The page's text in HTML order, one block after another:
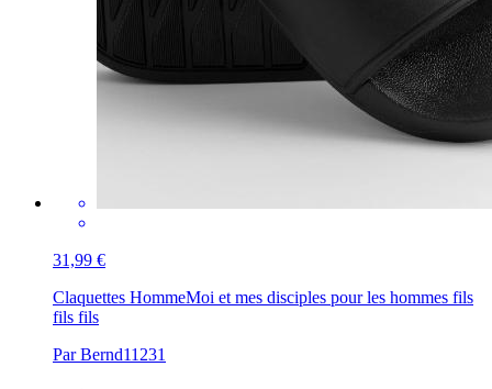
31,99 €
Claquettes HommeMoi et mes disciples pour les hommes fils
fils fils
Par Bernd11231